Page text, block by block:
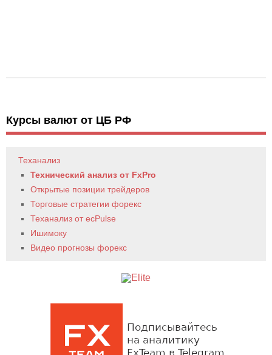
Курсы валют от ЦБ РФ
Теханализ
Технический анализ от FxPro
Открытые позиции трейдеров
Торговые стратегии форекс
Теханализ от ecPulse
Ишимоку
Видео прогнозы форекс